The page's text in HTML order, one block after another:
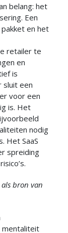
belang: het
Een
pakket en het
retailer te
en
is
sluit een
voor een
is. Het
nodig
Het SaaS
spreiding
bron van
mentaliteit